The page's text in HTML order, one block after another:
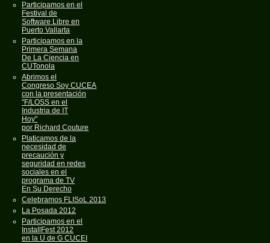
Participamos en el
Festival de
Software Libre en
Puerto Vallarta
Participamos en la
Primera Semana
De La Ciencia en
CUTonola
Abrimos el
Congreso Soy CUCEA
con la presentación
"F/LOSS en el
Industria de IT
Hoy"
por Richard Couture
Platicamos de la
necesidad de
precaución y
seguridad en redes
sociales en el
programa de TV
En Su Derecho
Celebramos FLISoL 2013
La Posada 2012
Participamos en el
InstallFest 2012
en la U de G CUCEI